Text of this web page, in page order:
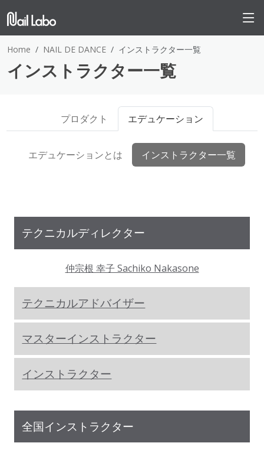
Home NAIL DE DANCE インストラクター一覧
インストラクター一覧
プロダクト エデュケーション
エデュケーションとは インストラクター一覧
テクニカルディレクター
仲宗根 幸子 Sachiko Nakasone
テクニカルアドバイザー
マスターインストラクター
インストラクター
全国インストラクター